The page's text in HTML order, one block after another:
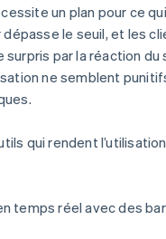
un plan pour ce
dépasse le seuil, et les
par la réaction du
ne semblent
qui rendent
temps réel avec des